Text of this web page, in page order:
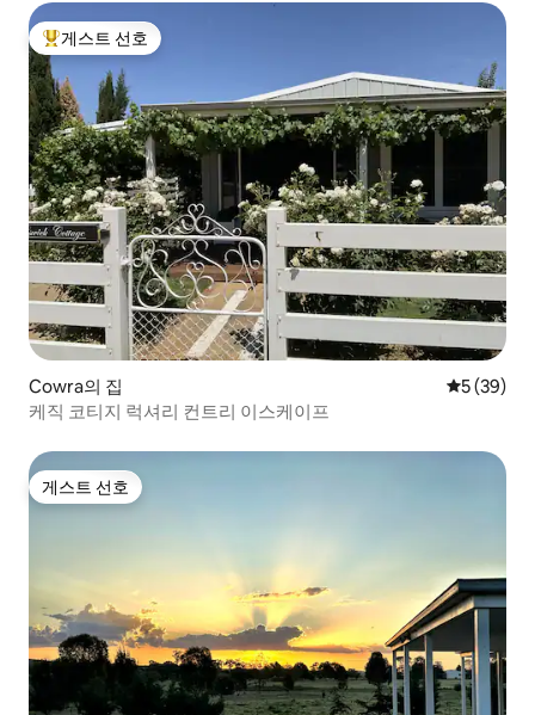
상위 게스트 선호
게스트 선호
Cowra의 집 평점 5점(5
5 (39)
케직 코티지 럭셔리 컨트리 이스케이프
게스트 선호
게스트 선호